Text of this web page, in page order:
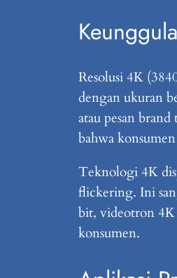
Resolusi 4K
dengan ukuran
atau pesan
bahwa
Teknologi 4K
flickering. Ini
bit, videotron 4K
konsumen.